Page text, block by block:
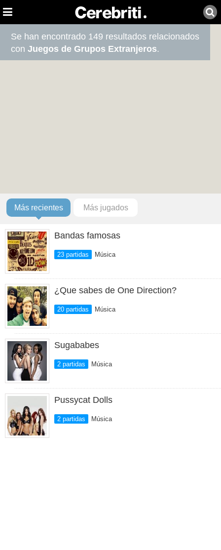
Se han encontrado 149 resultados relacionados
conJuegos de Grupos Extranjeros.
Más recientes Más jugados
Bandas famosas
23 partidas Música
¿Que sabes de One Direction?
20 partidas Música
Sugababes
2 partidas Música
Pussycat Dolls
2 partidas Música